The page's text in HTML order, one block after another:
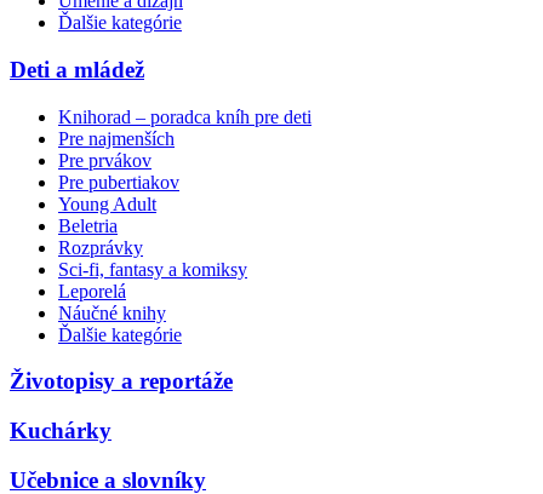
Ďalšie kategórie
Deti a mládež
Knihorad – poradca kníh pre deti
Pre najmenších
Pre prvákov
Pre pubertiakov
Young Adult
Beletria
Rozprávky
Sci-fi, fantasy a komiksy
Leporelá
Náučné knihy
Ďalšie kategórie
Životopisy a reportáže
Kuchárky
Učebnice a slovníky